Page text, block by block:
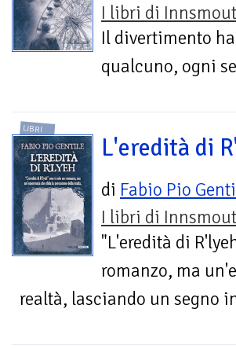
I libri di
Il divertimento
qualcuno, ogni
LIBRI
L'eredità di
di Fabio Pio
I libri di
"L'eredità di
romanzo, ma
realtà, lasciando un segno